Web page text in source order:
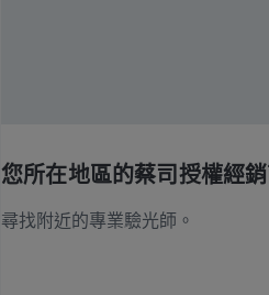
您所在地區的蔡司授權經
尋找附近的專業驗光師。